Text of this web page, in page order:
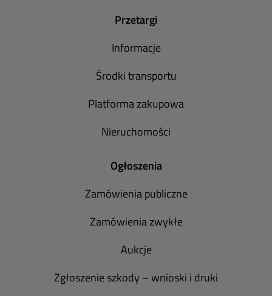
Przetargi
Informacje
Środki transportu
Platforma zakupowa
Nieruchomości
Ogłoszenia
Zamówienia publiczne
Zamówienia zwykłe
Aukcje
Zgłoszenie szkody – wnioski i druki